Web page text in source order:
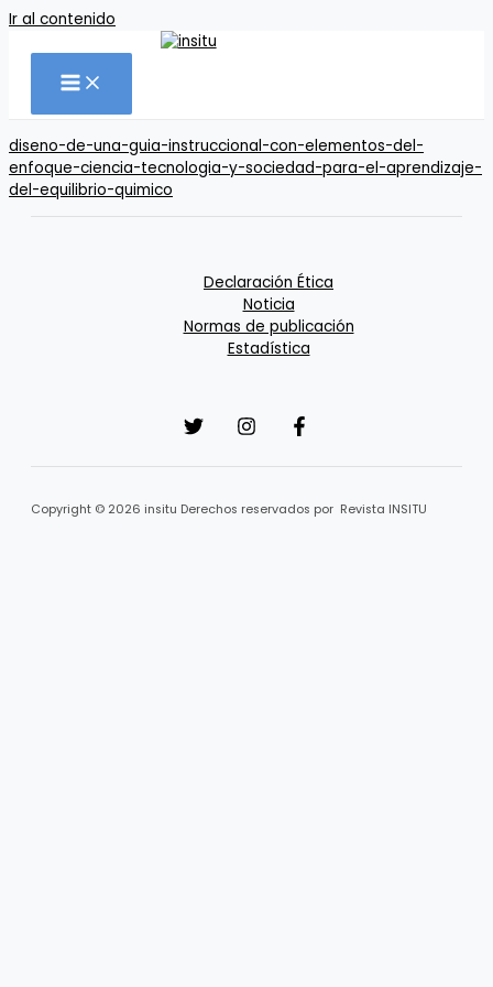
Ir al contenido
diseno-de-una-guia-instruccional-con-elementos-del-
enfoque-ciencia-tecnologia-y-sociedad-para-el-aprendizaje-
del-equilibrio-quimico
Declaración Ética
Noticia
Normas de publicación
Estadística
Copyright © 2026 insitu Derechos reservados por Revista INSITU